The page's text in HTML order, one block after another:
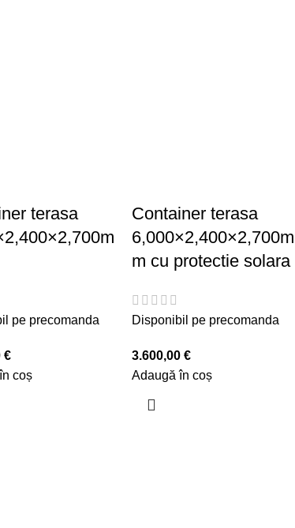
terasa
pe precomanda
€
coș
Container terasa
6,000×2,400×2,700m
m cu protectie solara
Disponibil pe precomanda
3.600,00 €
Adaugă în coș